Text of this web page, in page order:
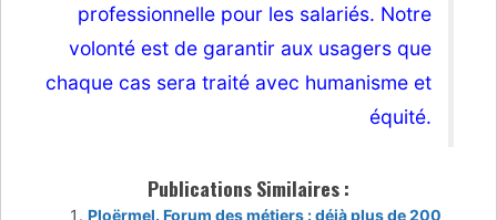
professionnelle pour les salariés. Notre
volonté est de garantir aux usagers que
chaque cas sera traité avec humanisme et
équité.
Publications Similaires :
Ploërmel. Forum des métiers : déjà plus de 200